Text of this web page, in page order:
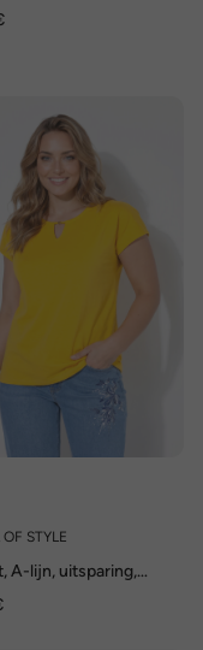
STYLE
A-lijn, uitsparing,